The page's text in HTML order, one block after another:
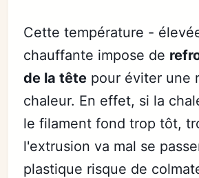
Cette température -
chauffante impose de
de la tête pour éviter une
chaleur. En effet, si la
le filament fond trop tôt,
l'extrusion va mal se
plastique risque de